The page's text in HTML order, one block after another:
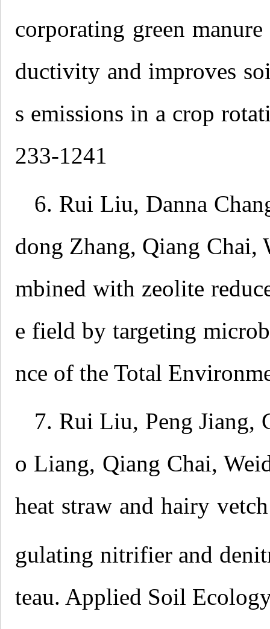
corporating green
ductivity and improves
s emissions in a crop
233-1241
6. Rui Liu, Danna
dong Zhang, Qiang Chai,
mbined with zeolite
e field by targeting
nce of the Total
7. Rui Liu, Peng Jiang,
o Liang, Qiang Chai,
heat straw and hairy
gulating nitrifier and
teau. Applied Soil